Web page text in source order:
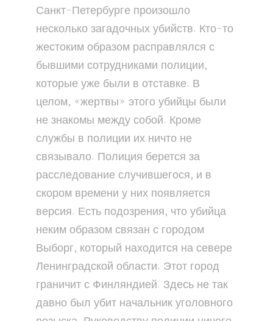
Санкт-Петербурге произошло
несколько загадочных убийств. Кто-то
жестоким образом расправлялся с
бывшими сотрудниками полиции,
которые уже были в отставке. В
целом, «жертвы» этого убийцы были
не знакомы между собой. Кроме
службы в полиции их ничто не
связывало. Полиция берется за
расследование случившегося, и в
скором времени у них появляется
версия. Есть подозрения, что убийца
неким образом связан с городом
Выборг, который находится на севере
Ленинградской области. Этот город
граничит с Финляндией. Здесь не так
давно был убит начальник уголовного